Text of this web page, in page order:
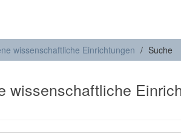
wissenschaftliche Einrichtungen Suche
wissenschaftliche